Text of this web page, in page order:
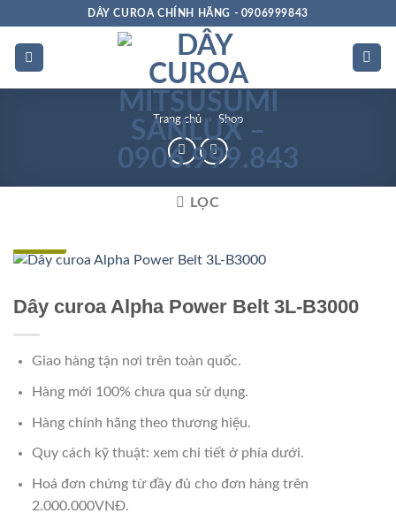
dung
DÂY CUROA CHÍNH HÃNG - 0906999843
Trang chủ » Shop
LỌC
Dây curoa Alpha Power Belt 3L-B3000
Giao hàng tận nơi trên toàn quốc.
Hàng mới 100% chưa qua sử dụng.
Hàng chính hãng theo thương hiệu.
Quy cách kỹ thuật: xem chi tiết ở phía dưới.
Hoá đơn chứng từ đầy đủ cho đơn hàng trên
2.000.000VNĐ.